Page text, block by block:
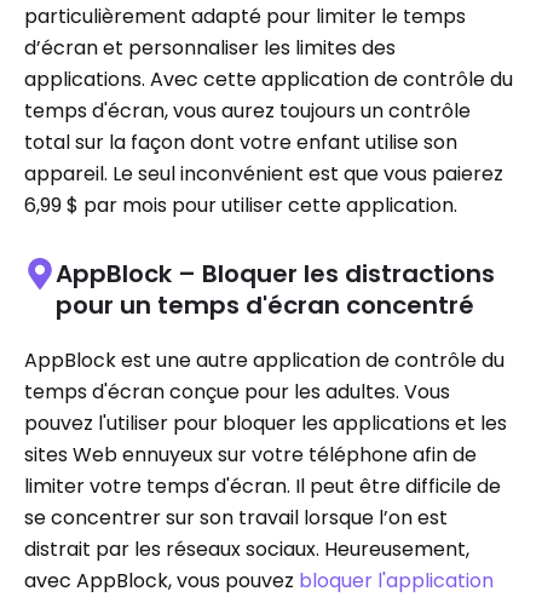
particulièrement adapté pour limiter le temps
d’écran et personnaliser les limites des
applications. Avec cette application de contrôle du
temps d'écran, vous aurez toujours un contrôle
total sur la façon dont votre enfant utilise son
appareil. Le seul inconvénient est que vous paierez
6,99 $ par mois pour utiliser cette application.
AppBlock – Bloquer les distractions
pour un temps d'écran concentré
AppBlock est une autre application de contrôle du
temps d'écran conçue pour les adultes. Vous
pouvez l'utiliser pour bloquer les applications et les
sites Web ennuyeux sur votre téléphone afin de
limiter votre temps d'écran. Il peut être difficile de
se concentrer sur son travail lorsque l’on est
distrait par les réseaux sociaux. Heureusement,
avec AppBlock, vous pouvez bloquer l'application